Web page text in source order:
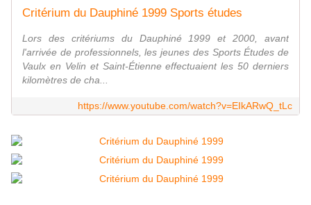
Critérium du Dauphiné 1999 Sports études
Lors des critériums du Dauphiné 1999 et 2000, avant
l'arrivée de professionnels, les jeunes des Sports Études de
Vaulx en Velin et Saint-Étienne effectuaient les 50 derniers
kilomètres de cha...
https://www.youtube.com/watch?v=EIkARwQ_tLc